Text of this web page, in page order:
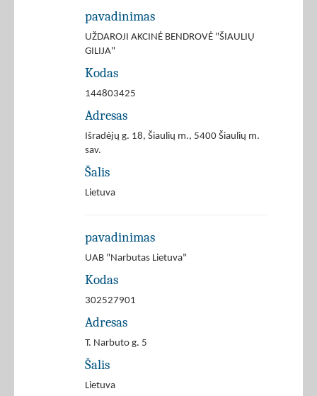
pavadinimas
UŽDAROJI AKCINĖ BENDROVĖ "ŠIAULIŲ
GILIJA"
Kodas
144803425
Adresas
Išradėjų g. 18, Šiaulių m., 5400 Šiaulių m.
sav.
Šalis
Lietuva
pavadinimas
UAB "Narbutas Lietuva"
Kodas
302527901
Adresas
T. Narbuto g. 5
Šalis
Lietuva